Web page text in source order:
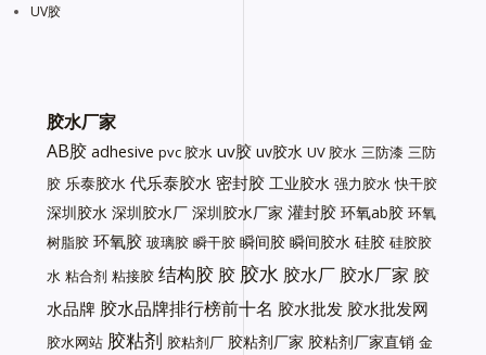
UV胶
胶水厂家
AB胶 adhesive pvc 胶水 uv胶 uv胶水 UV 胶水 三防漆 三防
胶 乐泰胶水 代乐泰胶水 密封胶 工业胶水 强力胶水 快干胶
深圳胶水 深圳胶水厂 深圳胶水厂家 灌封胶 环氧ab胶 环氧
树脂胶 环氧胶 玻璃胶 瞬干胶 瞬间胶 瞬间胶水 硅胶 硅胶胶
水 粘合剂 粘接胶 结构胶 胶 胶水 胶水厂 胶水厂家 胶
水品牌 胶水品牌排行榜前十名 胶水批发 胶水批发网
胶水网站 胶粘剂 胶粘剂厂 胶粘剂厂家 胶粘剂厂家直销 金